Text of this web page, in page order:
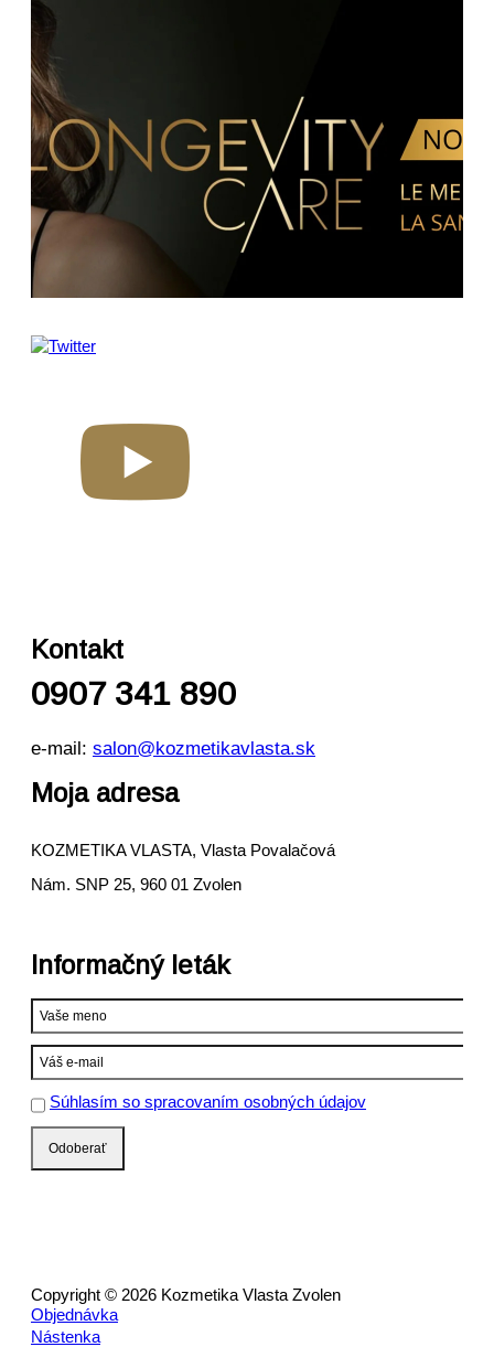
Sledujte nás
Kontakt
0907 341 890
e-mail: salon@kozmetikavlasta.sk
Moja adresa
KOZMETIKA VLASTA, Vlasta Povalačová
Nám. SNP 25, 960 01 Zvolen
Informačný leták
Súhlasím so spracovaním osobných údajov
Copyright © 2026 Kozmetika Vlasta Zvolen
Objednávka
Nástenka